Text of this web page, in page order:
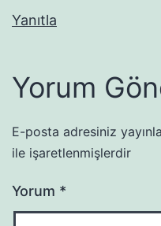
Yanıtla
Yorum
E-posta adresiniz
ile işaretlenmişlerdir
Yorum *